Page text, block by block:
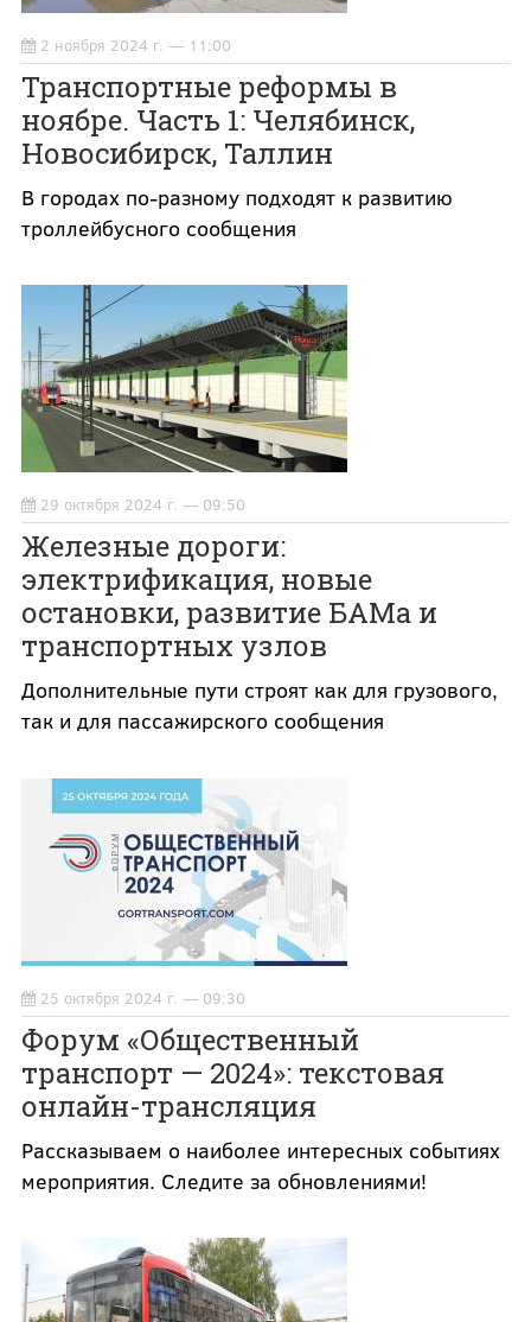
2 ноября 2024 г. — 11:00
Транспортные реформы в
ноябре. Часть 1: Челябинск,
Новосибирск, Таллин
В городах по-разному подходят к развитию
троллейбусного сообщения
29 октября 2024 г. — 09:50
Железные дороги:
электрификация, новые
остановки, развитие БАМа и
транспортных узлов
Дополнительные пути строят как для грузового,
так и для пассажирского сообщения
25 октября 2024 г. — 09:30
Форум «Общественный
транспорт — 2024»: текстовая
онлайн-трансляция
Рассказываем о наиболее интересных событиях
мероприятия. Следите за обновлениями!